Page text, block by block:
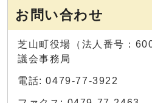
お問い合わせ
芝山町役場（法人番号：
議会事務局
電話: 0479-77-3922